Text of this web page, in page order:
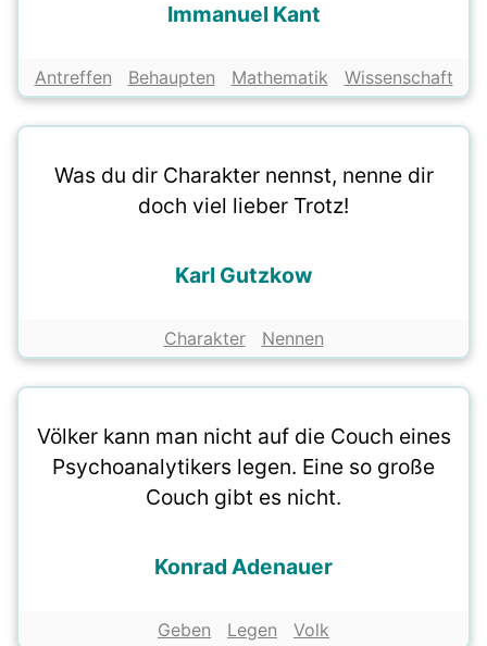
Immanuel Kant
Antreffen Behaupten Mathematik Wissenschaft
Was du dir Charakter nennst, nenne dir
doch viel lieber Trotz!
Karl Gutzkow
Charakter Nennen
Völker kann man nicht auf die Couch eines
Psychoanalytikers legen. Eine so große
Couch gibt es nicht.
Konrad Adenauer
Geben Legen Volk